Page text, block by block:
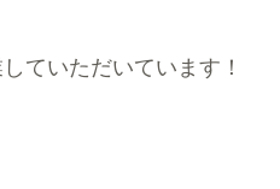
ていただいています！